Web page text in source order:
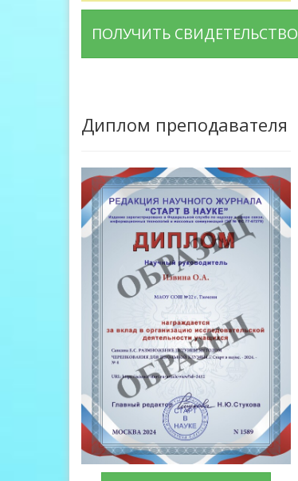
ПОЛУЧИТЬ СВИДЕТЕЛЬСТВО
Диплом преподавателя